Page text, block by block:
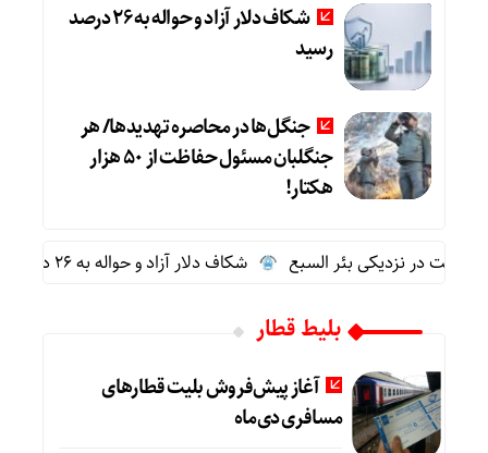
شکاف دلار آزاد و حواله به 26 درصد
رسید
جنگل‌ها در محاصره تهدیدها/ هر
جنگلبان مسئول حفاظت از 50 هزار
هکتار!
در نزدیکی بئر السبع شکاف دلار آزاد و حواله به 26 درصد رسید
بلیط قطار
آغاز پیش‌فروش بلیت‌ قطارهای
مسافری دی‌ماه